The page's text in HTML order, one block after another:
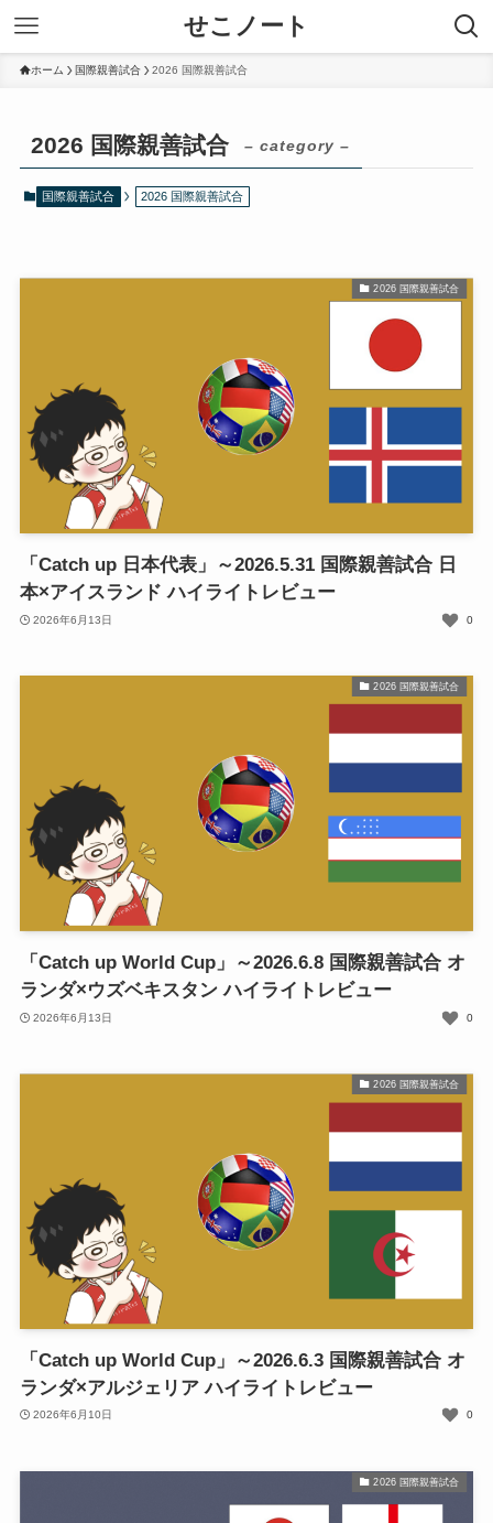
せこノート
ホーム 国際親善試合 2026 国際親善試合
2026 国際親善試合 – category –
国際親善試合 2026 国際親善試合
2026 国際親善試合
「Catch up 日本代表」～2026.5.31 国際親善試合 日
本×アイスランド ハイライトレビュー
2026年6月13日 0
2026 国際親善試合
「Catch up World Cup」～2026.6.8 国際親善試合 オ
ランダ×ウズベキスタン ハイライトレビュー
2026年6月13日 0
2026 国際親善試合
「Catch up World Cup」～2026.6.3 国際親善試合 オ
ランダ×アルジェリア ハイライトレビュー
2026年6月10日 0
2026 国際親善試合